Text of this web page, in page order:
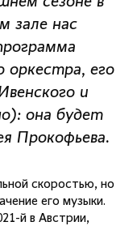
зале нас
оркестра, его
и
она будет
Прокофьева.
скоростью, но
его музыки.
й в Австрии,